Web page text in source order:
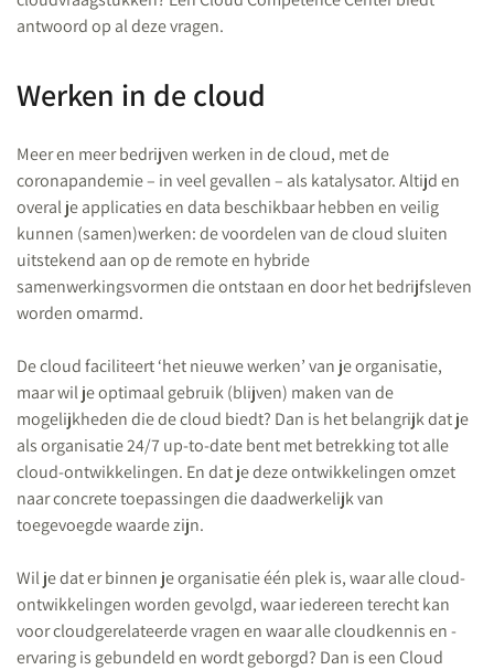
antwoord op al deze vragen.
Werken in de cloud
Meer en meer bedrijven werken in de cloud, met de
coronapandemie – in veel gevallen – als katalysator. Altijd en
overal je applicaties en data beschikbaar hebben en veilig
kunnen (samen)werken: de voordelen van de cloud sluiten
uitstekend aan op de remote en hybride
samenwerkingsvormen die ontstaan en door het bedrijfsleven
worden omarmd.
De cloud faciliteert ‘het nieuwe werken’ van je organisatie,
maar wil je optimaal gebruik (blijven) maken van de
mogelijkheden die de cloud biedt? Dan is het belangrijk dat je
als organisatie 24/7 up-to-date bent met betrekking tot alle
cloud-ontwikkelingen. En dat je deze ontwikkelingen omzet
naar concrete toepassingen die daadwerkelijk van
toegevoegde waarde zijn.
Wil je dat er binnen je organisatie één plek is, waar alle cloud-
ontwikkelingen worden gevolgd, waar iedereen terecht kan
voor cloudgerelateerde vragen en waar alle cloudkennis en -
ervaring is gebundeld en wordt geborgd? Dan is een Cloud